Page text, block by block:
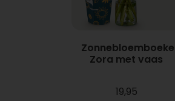
Zora met vaas
19,95